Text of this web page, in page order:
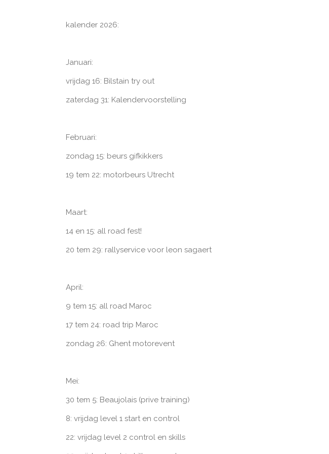
kalender 2026:
Januari:
vrijdag 16: Bilstain try out
zaterdag 31: Kalendervoorstelling
Februari:
zondag 15: beurs gifkikkers
19 tem 22: motorbeurs Utrecht
Maart:
14 en 15: all road fest!
20 tem 29: rallyservice voor leon sagaert
April:
9 tem 15: all road Maroc
17 tem 24: road trip Maroc
zondag 26: Ghent motorevent
Mei:
30 tem 5: Beaujolais (prive training)
8: vrijdag level 1 start en control
22: vrijdag level 2 control en skills